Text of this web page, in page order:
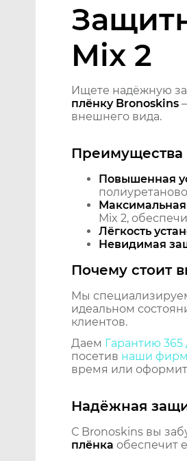
Mix 2
Ищете надёжную
плёнку Bronoskins
внешнего вида.
Преимущества
Повышенная
Максимальная
Mix 2,
Лёгкость
Невидимая
Почему стоит
Мы
идеальном
клиентов.
Даем Гарантию 365
посетив наши
время или
Надёжная
С Bronoskins вы
плёнка обеспечит